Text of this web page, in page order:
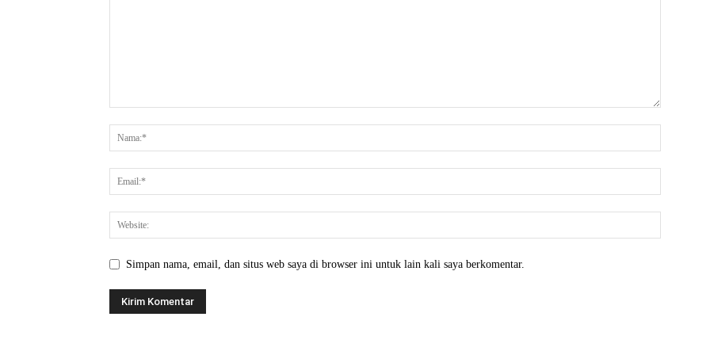
Simpan nama, email, dan situs web saya di browser ini untuk lain kali saya berkomentar.